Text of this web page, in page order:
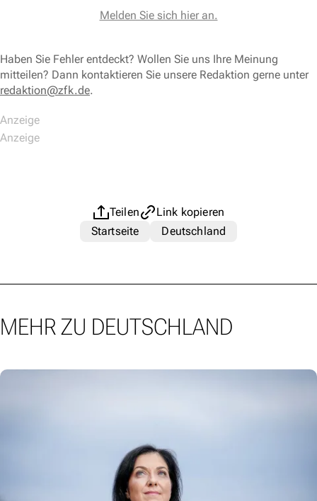
Melden Sie sich hier an.
Haben Sie Fehler entdeckt? Wollen Sie uns Ihre Meinung
mitteilen? Dann kontaktieren Sie unsere Redaktion gerne unter
redaktion@zfk.de.
Teilen
Link kopieren
Startseite
Deutschland
MEHR ZU DEUTSCHLAND